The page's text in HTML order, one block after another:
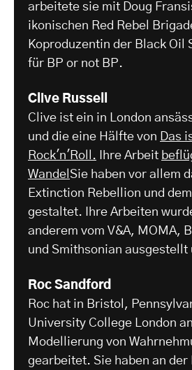
arbeitete sie mit Doug
ikonischen Red Rebel
Koproduzentin der Black Oil
für BP or not BP.
Clive Russell
Clive ist ein in London
und die eine Hälfte von Das
Rock'n'Roll. Ihre Arbeit
Wandel Sie haben vor allem
Extinction Rebellion und
gestaltet. Ihre Arbeiten
anderem vom V&A, MOMA,
und Smithsonian ausgestellt
Roc Sandford
Roc hat in Bristol,
University College London
Modellierung von
gearbeitet. Sie haben an der